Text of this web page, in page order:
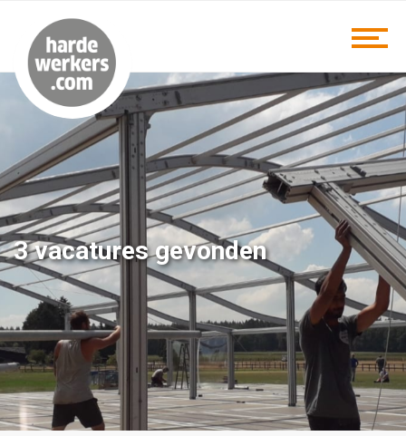
3 vacatures gevonden